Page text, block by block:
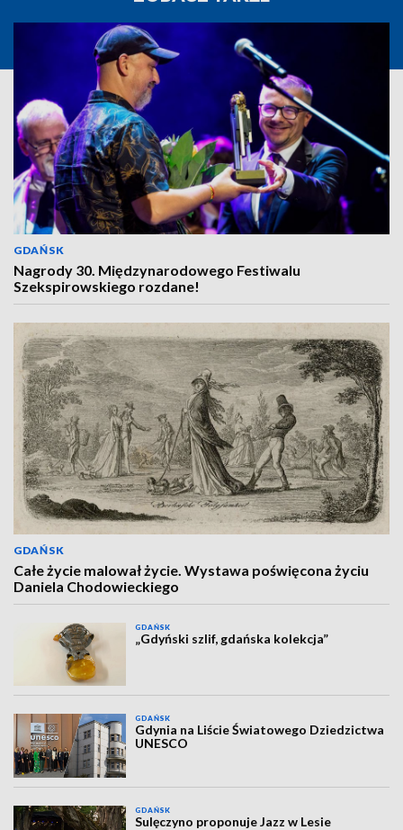
GDAŃSK
Nagrody 30. Międzynarodowego Festiwalu
Szekspirowskiego rozdane!
GDAŃSK
Całe życie malował życie. Wystawa poświęcona życiu
Daniela Chodowieckiego
GDAŃSK
„Gdyński szlif, gdańska kolekcja”
GDAŃSK
Gdynia na Liście Światowego Dziedzictwa
UNESCO
GDAŃSK
Sulęczyno proponuje Jazz w Lesie